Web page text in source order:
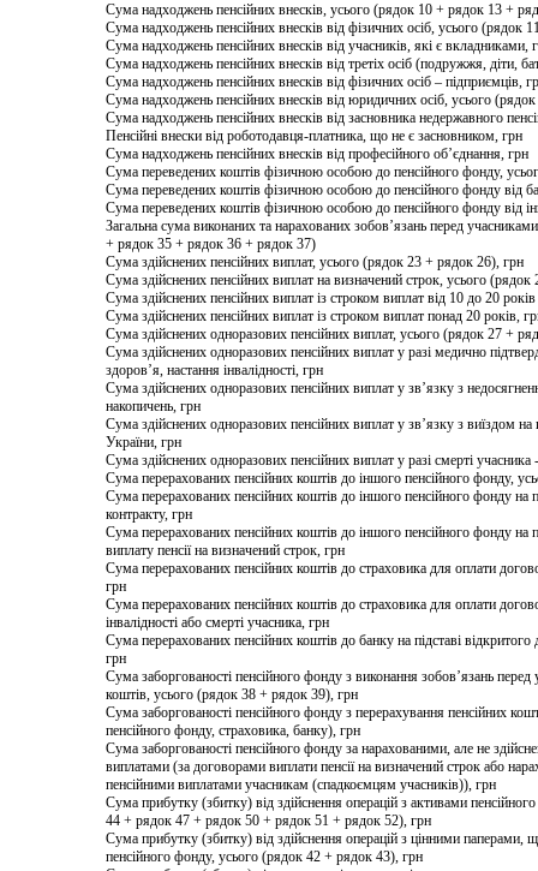
Сума надходжень пенсійних внесків, усього (рядок 10 + рядок 13 +
Сума надходжень пенсійних внесків від фізичних осіб, усього (рядок
Сума надходжень пенсійних внесків від учасників, які є вкладниками,
Сума надходжень пенсійних внесків від третіх осіб (подружжя, діти,
Сума надходжень пенсійних внесків від фізичних осіб – підприємців,
Сума надходжень пенсійних внесків від юридичних осіб, усього
Сума надходжень пенсійних внесків від засновника недержавного
Пенсійні внески від роботодавця-платника, що не є засновником, грн
Сума надходжень пенсійних внесків від професійного об’єднання, грн
Сума переведених коштів фізичною особою до пенсійного фонду,
Сума переведених коштів фізичною особою до пенсійного фонду від
Сума переведених коштів фізичною особою до пенсійного фонду від
Загальна сума виконаних та нарахованих зобов’язань перед
+ рядок 35 + рядок 36 + рядок 37)
Сума здійснених пенсійних виплат, усього (рядок 23 + рядок 26), грн
Сума здійснених пенсійних виплат на визначений строк, усього
Сума здійснених пенсійних виплат із строком виплат від 10 до 20
Сума здійснених пенсійних виплат із строком виплат понад 20 років,
Сума здійснених одноразових пенсійних виплат, усього (рядок 27 +
Сума здійснених одноразових пенсійних виплат у разі медично
здоров’я, настання інвалідності, грн
Сума здійснених одноразових пенсійних виплат у зв’язку з
накопичень, грн
Сума здійснених одноразових пенсійних виплат у зв’язку з виїздом
України, грн
Сума здійснених одноразових пенсійних виплат у разі смерті
Сума перерахованих пенсійних коштів до іншого пенсійного фонду,
Сума перерахованих пенсійних коштів до іншого пенсійного фонду на
контракту, грн
Сума перерахованих пенсійних коштів до іншого пенсійного фонду на
виплату пенсії на визначений строк, грн
Сума перерахованих пенсійних коштів до страховика для оплати
грн
Сума перерахованих пенсійних коштів до страховика для оплати
інвалідності або смерті учасника, грн
Сума перерахованих пенсійних коштів до банку на підставі відкритого
грн
Сума заборгованості пенсійного фонду з виконання зобов’язань
коштів, усього (рядок 38 + рядок 39), грн
Сума заборгованості пенсійного фонду з перерахування пенсійних
пенсійного фонду, страховика, банку), грн
Сума заборгованості пенсійного фонду за нарахованими, але не
виплатами (за договорами виплати пенсії на визначений строк або
пенсійними виплатами учасникам (спадкоємцям учасників)), грн
Сума прибутку (збитку) від здійснення операцій з активами
44 + рядок 47 + рядок 50 + рядок 51 + рядок 52), грн
Сума прибутку (збитку) від здійснення операцій з цінними паперами,
пенсійного фонду, усього (рядок 42 + рядок 43), грн